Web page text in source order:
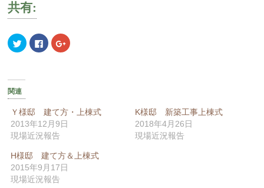
共有:
ク
リ
Twitter
共
(新
し
い
ウ
ィ
ド
ウ
で
開
き
Facebook
で
ッ
ク
し
て
く
さ
い
(新
し
い
ク
リ
(新
し
い
ド
ウ
で
関連
Ｙ様邸 建て方・上棟式
2013年12月9日
現場近況報告
K様邸 新築工事上棟式
2018年4月26日
現場近況報告
H様邸 建て方＆上棟式
2015年9月17日
現場近況報告